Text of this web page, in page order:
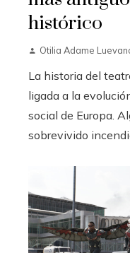
histórico
Otilia Adame
La historia del
ligada a la
social de Europa.
sobrevivido